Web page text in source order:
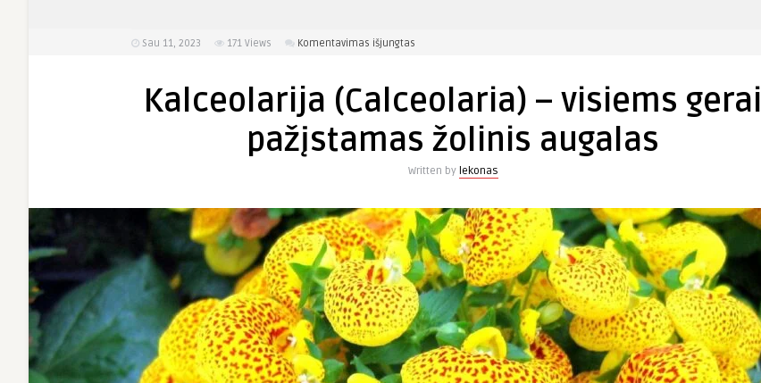
Sau 11, 2023 171 Views Komentavimas išjungtas
–
gerai
Kalceolarija (Calceolaria) – visiems gerai
pažįstamas žolinis augalas
Written by lekonas